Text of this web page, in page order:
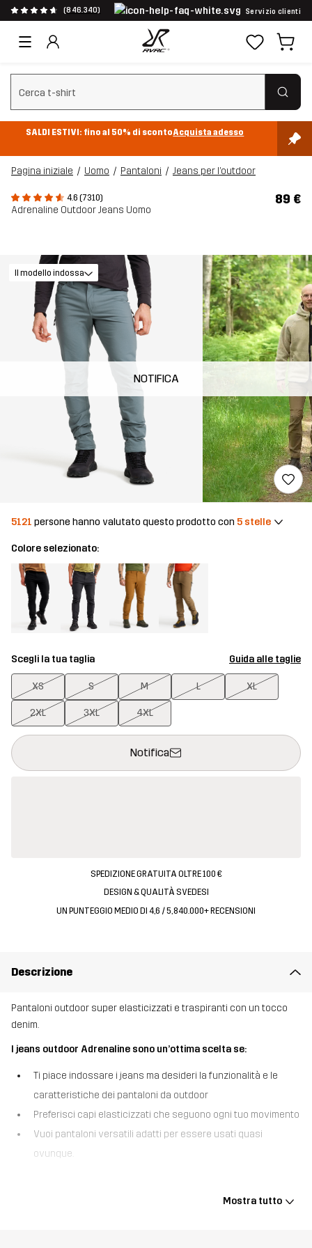
(846.340) Servizio clienti
Cancella ricerca
SALDI ESTIVI: fino al 50% di scontoAcquista adesso
Pagina iniziale Uomo Pantaloni Jeans per l’outdoor
4.6 (7310)
Adrenaline Outdoor Jeans Uomo
89 €
NOTIFICA
Il modello indossa
5121 persone hanno valutato questo prodotto con 5 stelle
Colore selezionato:
Scegli la tua taglia Guida alle taglie
XS S M L XL
2XL 3XL 4XL
Notifica
Questo tasto aprirà una finestra modale per confermare un
{{size}} non disponibile
SPEDIZIONE GRATUITA OLTRE 100 €
DESIGN & QUALITÀ SVEDESI
UN PUNTEGGIO MEDIO DI 4,6 / 5, 840.000+ RECENSIONI
Descrizione
Pantaloni outdoor super elasticizzati e traspiranti con un tocco
denim.
I jeans outdoor Adrenaline sono un’ottima scelta se:
Ti piace indossare i jeans ma desideri la funzionalità e le
caratteristiche dei pantaloni da outdoor
Preferisci capi elasticizzati che seguono ogni tuo movimento
Vuoi pantaloni versatili adatti per essere usati quasi
ovunque.
diverse caratteristiche che di solito si trovano in un paio di
Mostra tutto